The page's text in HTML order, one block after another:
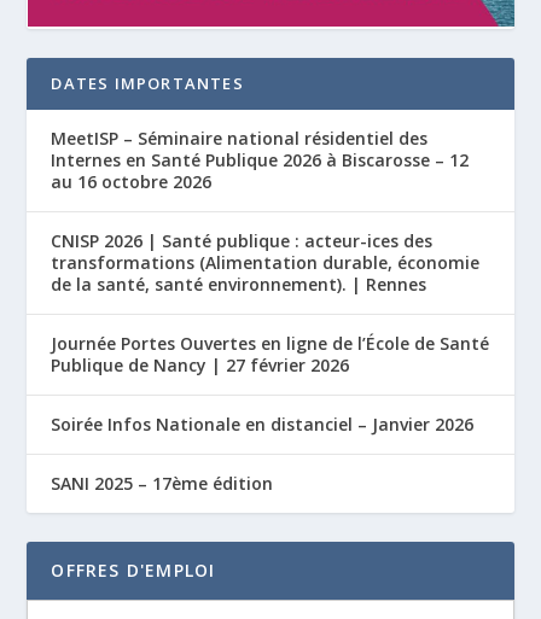
DATES IMPORTANTES
MeetISP – Séminaire national résidentiel des
Internes en Santé Publique 2026 à Biscarosse – 12
au 16 octobre 2026
CNISP 2026 | Santé publique : acteur-ices des
transformations (Alimentation durable, économie
de la santé, santé environnement). | Rennes
Journée Portes Ouvertes en ligne de l’École de Santé
Publique de Nancy | 27 février 2026
Soirée Infos Nationale en distanciel – Janvier 2026
SANI 2025 – 17ème édition
OFFRES D'EMPLOI